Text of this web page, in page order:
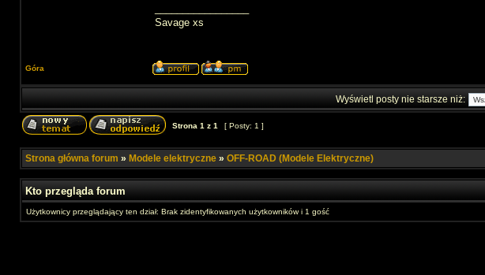
Savage xs
Góra
Wyświetl posty nie starsze niż:
Strona 1 z 1 [ Posty: 1 ]
Strona główna forum » Modele elektryczne » OFF-ROAD (Modele Elektryczne)
Kto przegląda forum
Użytkownicy przeglądający ten dział: Brak zidentyfikowanych użytkowników i 1 gość